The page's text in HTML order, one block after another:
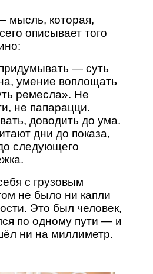
мысль, которая,
описывает того
— суть
умение воплощать
ремесла». Не
не папарацци.
доводить до ума.
дни до показа,
следующего
с грузовым
не было ни капли
Это был человек,
по одному пути — и
ни на миллиметр.